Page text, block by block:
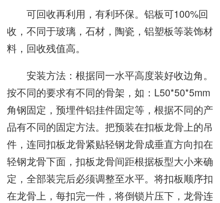
可回收再利用，有利环保。铝板可100%回
收，不同于玻璃，石材，陶瓷，铝塑板等装饰材
料，回收残值高。
安装方法：根据同一水平高度装好收边角。
按不同的要求有不同的骨架，如：L50*50*5mm
角钢固定，预埋件铝挂件固定等，根据不同的产
品有不同的固定方法。把预装在扣板龙骨上的吊
件，连同扣板龙骨紧贴轻钢龙骨成垂直方向扣在
轻钢龙骨下面，扣板龙骨间距根据板型大小来确
定，全部装完后必须调整至水平。将扣板顺序扣
在龙骨上，每扣完一件，将倒锁片压下，龙骨连